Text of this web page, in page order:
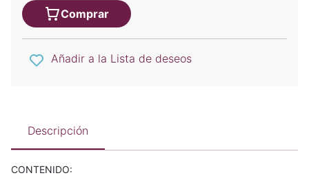
Comprar
Añadir a la Lista de deseos
Descripción
CONTENIDO: